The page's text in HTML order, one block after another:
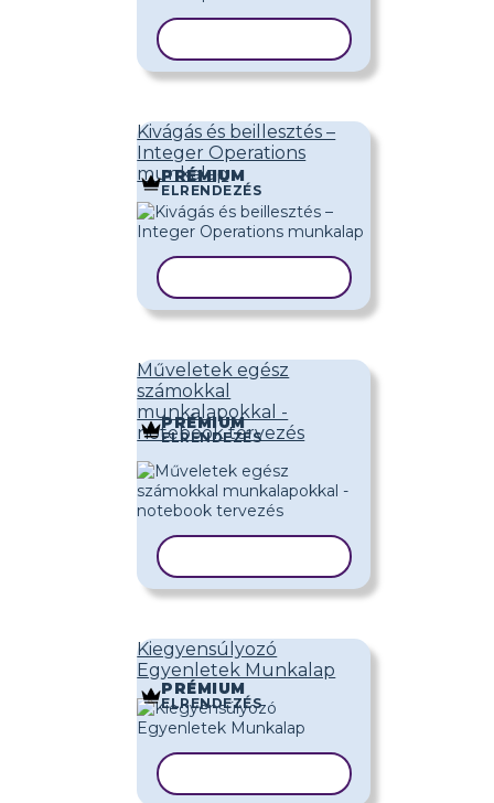
Kivágás és beillesztés –
Integer Operations
munkalap
PRÉMIUM
ELRENDEZÉS
Műveletek egész
számokkal
munkalapokkal -
notebook tervezés
PRÉMIUM
ELRENDEZÉS
Kiegyensúlyozó
Egyenletek Munkalap
PRÉMIUM
ELRENDEZÉS